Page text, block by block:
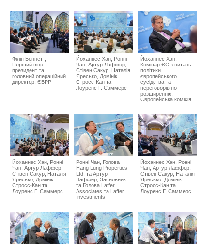
Філіп Беннетт,
Перший віце-
президент та
головний операційний
директор, ЄБРР
Йоханнес Хан, Ронні
Чан, Артур Лаффер,
Стівен Сакур, Наталія
Яресько, Домінік
Стросс-Кан та
Лоуренс Г. Саммерс
Йоханнес Хан,
Комісар ЄС з питань
політики
європейського
сусідства та
переговорів по
розширенню,
Європейська комісія
Йоханнес Хан, Ронні
Чан, Артур Лаффер,
Стівен Сакур, Наталія
Яресько, Домінік
Стросс-Кан та
Лоуренс Г. Саммерс
Ронні Чан, Голова
Hang Lung Properties
Ltd. та Артур
Лаффер, Засновник
та Голова Laffer
Associates та Laffer
Investments
Йоханнес Хан, Ронні
Чан, Артур Лаффер,
Стівен Сакур, Наталія
Яресько, Домінік
Стросс-Кан та
Лоуренс Г. Саммерс